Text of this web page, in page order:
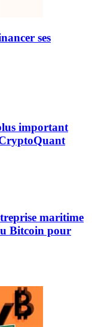
ses
important
maritime
Bitcoin pour